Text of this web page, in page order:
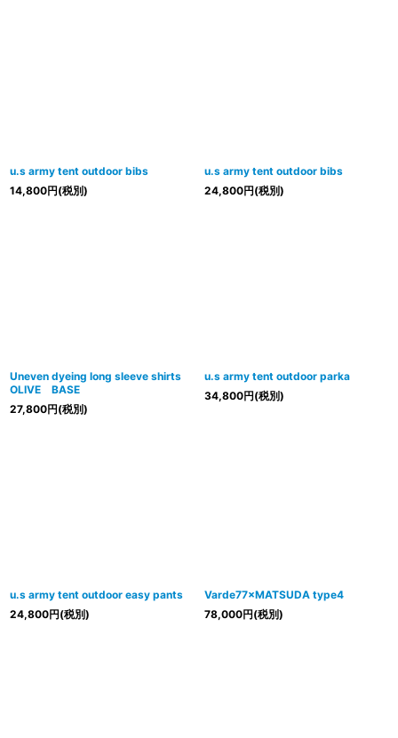
u.s army tent outdoor bibs
14,800円(税別)
u.s army tent outdoor bibs
24,800円(税別)
Uneven dyeing long sleeve shirts
OLIVE BASE
27,800円(税別)
u.s army tent outdoor parka
34,800円(税別)
u.s army tent outdoor easy pants
24,800円(税別)
Varde77×MATSUDA type4
78,000円(税別)